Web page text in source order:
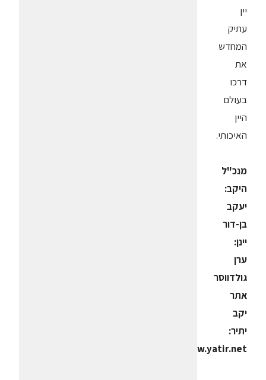
יין
עתיק
המחדש
את
דרכו
בעולם
היין
האיכותי.
מנכ"ל
היקב:
יעקב
בן-דור
יינן:
ערן
גולדווסר
אתר
יקב
יתיר:
www.yatir.net